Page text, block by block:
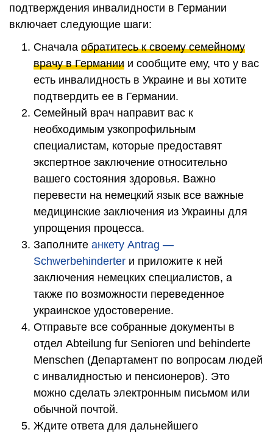
подтверждения инвалидности в Германии
включает следующие шаги:
Сначала обратитесь к своему семейному
врачу в Германии и сообщите ему, что у вас
есть инвалидность в Украине и вы хотите
подтвердить ее в Германии.
Семейный врач направит вас к
необходимым узкопрофильным
специалистам, которые предоставят
экспертное заключение относительно
вашего состояния здоровья. Важно
перевести на немецкий язык все важные
медицинские заключения из Украины для
упрощения процесса.
Заполните анкету Antrag —
Schwerbehinderter и приложите к ней
заключения немецких специалистов, а
также по возможности переведенное
украинское удостоверение.
Отправьте все собранные документы в
отдел Abteilung fur Senioren und behinderte
Menschen (Департамент по вопросам людей
с инвалидностью и пенсионеров). Это
можно сделать электронным письмом или
обычной почтой.
Ждите ответа для дальнейшего